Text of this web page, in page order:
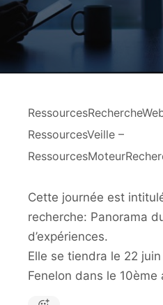
RessourcesVeille –
Cette journée est
recherche: Panorama
d’expériences.
Elle se tiendra le 22 juin
Fenelon dans le 10ème